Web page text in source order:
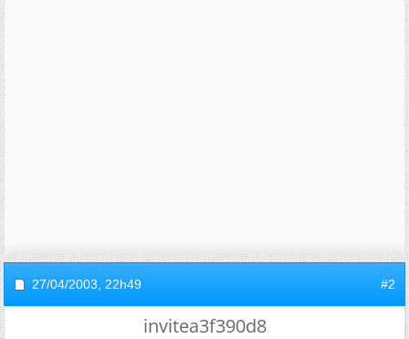
27/04/2003, 22h49 #2
invitea3f390d8